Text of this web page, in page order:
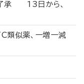
了承 13日から、
類似薬、一増一減